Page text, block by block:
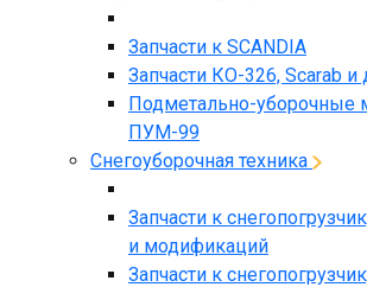
Запчасти к SCANDIA
Запчасти КО-326, Scarab и
Подметально-
ПУМ-99
Снегоуборочная техника
Запчасти к
и модификаций
Запчасти к